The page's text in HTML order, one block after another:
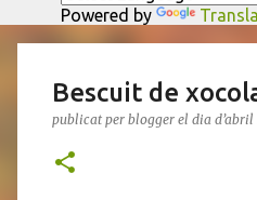
Powered by
Bescuit de
publicat per blogger el dia d’abril